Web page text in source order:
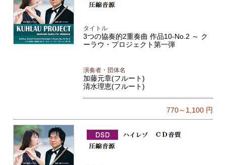
タイトル
3つの協奏的2重奏曲 作品10-No.2 ～ ク
ーラウ・プロジェクト第一弾
演奏者・団体名
加藤元章(フルート)
清水理恵(フルート)
770～1,100円